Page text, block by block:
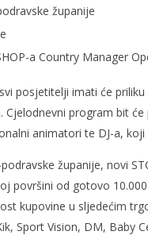
županije
a Country Manager
posjetitelji imati će
Cjelodnevni program bit
animatori te DJ-a,
županije, novi
površini od gotovo
kupovine u sljedećim
Sport Vision, DM, Baby